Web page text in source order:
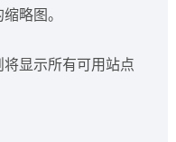
略图。
显示所有可用站点